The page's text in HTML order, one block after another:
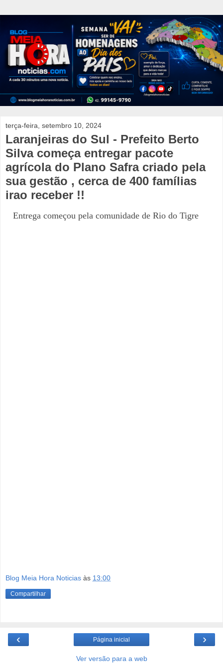
terça-feira, setembro 10, 2024
Laranjeiras do Sul - Prefeito Berto
Silva começa entregar pacote
agrícola do Plano Safra criado pela
sua gestão , cerca de 400 famílias
irao receber !!
Entrega começou pela comunidade de Rio do Tigre
Blog Meia Hora Noticias às 13:00
Compartilhar
‹ ›
Página inicial
Ver versão para a web